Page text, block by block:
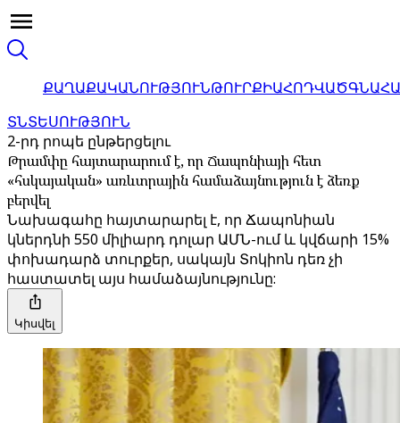
ՔԱՂԱՔԱԿԱՆՈՒԹՅՈՒՆԹՈՒՐՔԻԱՀՈԴՎԱԾ
ՏՆՏԵՍՈՒԹՅՈՒՆ
2-րդ րոպե ընթերցելու
Թրամփը հայտարարում է, որ Ճապոնիայի հետ
«հսկայական» առևտրային համաձայնություն է ձեռք
բերվել
Նախագահը հայտարարել է, որ Ճապոնիան
կներդնի 550 միլիարդ դոլար ԱՄՆ-ում և կվճարի 15%
փոխադարձ տուրքեր, սակայն Տոկիոն դեռ չի
հաստատել այս համաձայնությունը:
Կիսվել